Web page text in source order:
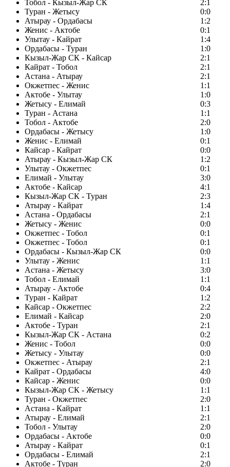
Тобол - Кызыл-Жар СК
2:1
Туран - Жетысу
0:0
Атырау - Ордабасы
1:2
Женис - Актобе
0:1
Улытау - Кайрат
1:4
Ордабасы - Туран
1:0
Кызыл-Жар СК - Кайсар
2:1
Кайрат - Тобол
2:1
Астана - Атырау
2:1
Окжетпес - Женис
1:1
Актобе - Улытау
1:0
Жетысу - Елимай
0:3
Туран - Астана
1:1
Тобол - Актобе
2:0
Ордабасы - Жетысу
1:0
Женис - Елимай
0:1
Кайсар - Кайрат
0:0
Атырау - Кызыл-Жар СК
1:2
Улытау - Окжетпес
0:1
Елимай - Улытау
3:0
Актобе - Кайсар
4:1
Кызыл-Жар СК - Туран
2:3
Атырау - Кайрат
1:4
Астана - Ордабасы
2:1
Жетысу - Женис
0:0
Окжетпес - Тобол
0:1
Окжетпес - Тобол
0:1
Ордабасы - Кызыл-Жар СК
0:0
Улытау - Женис
1:1
Астана - Жетысу
3:0
Тобол - Елимай
1:1
Атырау - Актобе
0:4
Туран - Кайрат
1:2
Кайсар - Окжетпес
2:2
Елимай - Кайсар
2:0
Актобе - Туран
2:1
Кызыл-Жар СК - Астана
0:2
Женис - Тобол
0:0
Жетысу - Улытау
0:0
Окжетпес - Атырау
2:1
Кайрат - Ордабасы
4:0
Кайсар - Женис
0:0
Кызыл-Жар СК - Жетысу
1:1
Туран - Окжетпес
2:0
Астана - Кайрат
1:1
Атырау - Елимай
2:1
Тобол - Улытау
2:0
Ордабасы - Актобе
0:0
Атырау - Кайрат
0:1
Ордабасы - Елимай
2:1
Актобе - Туран
2:0